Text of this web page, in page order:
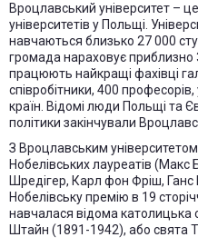
Вроцлавський університет –
університетів у Польщі.
навчаються близько 27 000
громада нараховує приблизно
працюють найкращі фахівці
співробітники, 400 професорів,
країн. Відомі люди Польщі та
політики закінчували
З Вроцлавським
Нобелівських лауреатів (Макс
Шредігер, Карл фон Фріш, Ганс
Нобелівську премію в 19
навчалася відома католицька
Штайн (1891-1942), або свята